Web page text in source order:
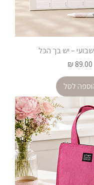
שבועי – יש בך הכל
מחיר
לסל